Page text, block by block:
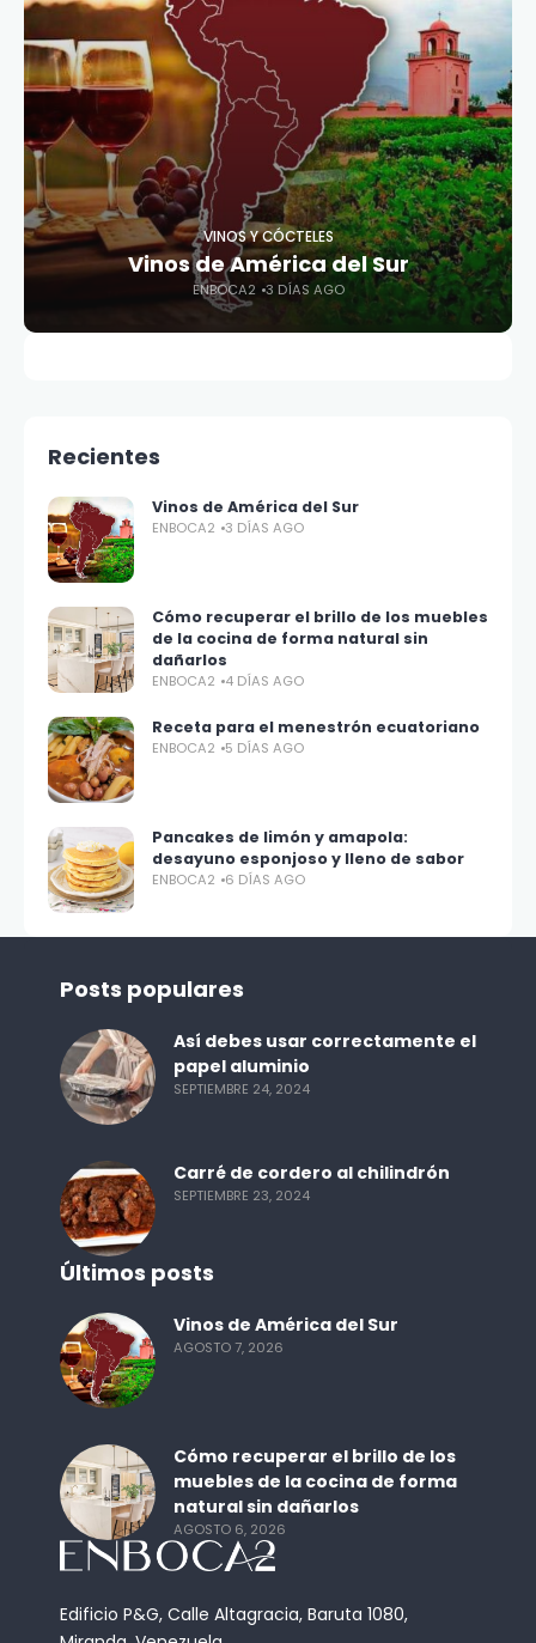
VINOS Y CÓCTELES
Vinos de América del Sur
ENBOCA2 3 DÍAS AGO
Recientes
Vinos de América del Sur
ENBOCA2 3 DÍAS AGO
Cómo recuperar el brillo de los muebles
de la cocina de forma natural sin
dañarlos
ENBOCA2 4 DÍAS AGO
Receta para el menestrón ecuatoriano
ENBOCA2 5 DÍAS AGO
Pancakes de limón y amapola:
desayuno esponjoso y lleno de sabor
ENBOCA2 6 DÍAS AGO
Edificio P&G, Calle Altagracia, Baruta 1080,
Posts populares
Así debes usar correctamente el
papel aluminio
SEPTIEMBRE 24, 2024
Carré de cordero al chilindrón
SEPTIEMBRE 23, 2024
Últimos posts
Vinos de América del Sur
AGOSTO 7, 2026
Cómo recuperar el brillo de los
muebles de la cocina de forma
natural sin dañarlos
AGOSTO 6, 2026